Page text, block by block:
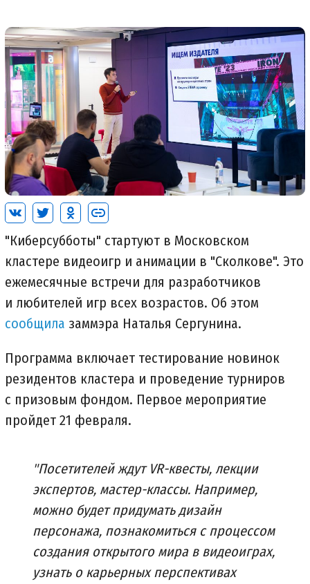
"Киберсубботы" стартуют в Московском
кластере видеоигр и анимации в "Сколкове". Это
ежемесячные встречи для разработчиков
и любителей игр всех возрастов. Об этом
сообщила заммэра Наталья Сергунина.
Программа включает тестирование новинок
резидентов кластера и проведение турниров
с призовым фондом. Первое мероприятие
пройдет 21 февраля.
"Посетителей ждут VR-квесты, лекции
экспертов, мастер-классы. Например,
можно будет придумать дизайн
персонажа, познакомиться с процессом
создания открытого мира в видеоиграх,
узнать о карьерных перспективах